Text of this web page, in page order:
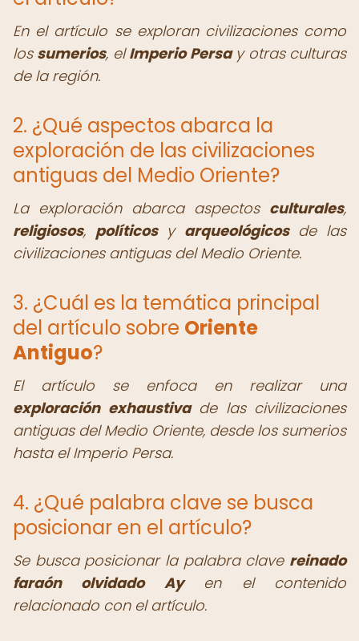
En el artículo se exploran civilizaciones como
los sumerios, elImperio Persay otras culturas
de la región.
2. ¿Qué aspectos abarca la
exploración de las civilizaciones
antiguas del Medio Oriente?
La exploración abarca aspectos culturales,
religiosos, políticosy arqueológicosde las
civilizaciones antiguas del Medio Oriente.
3. ¿Cuál es la temática principal
del artículo sobre Oriente
Antiguo?
El artículo se enfoca en realizar una
exploración exhaustivade las civilizaciones
antiguas del Medio Oriente, desde los sumerios
hasta el Imperio Persa.
4. ¿Qué palabra clave se busca
posicionar en el artículo?
Se busca posicionar la palabra clave reinado
faraón olvidado Ayen el contenido
relacionado con el artículo.